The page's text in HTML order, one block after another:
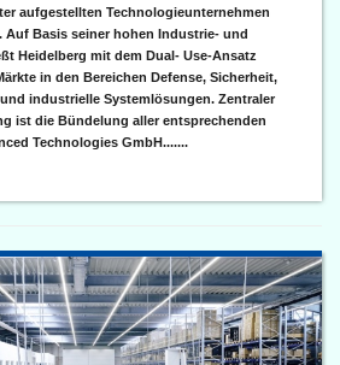
aufgestellten Technologieunternehmen
Basis seiner hohen Industrie- und
Heidelberg mit dem Dual- Use-Ansatz
in den Bereichen Defense, Sicherheit,
industrielle Systemlösungen. Zentraler
ist die Bündelung aller entsprechenden
Technologies GmbH.......